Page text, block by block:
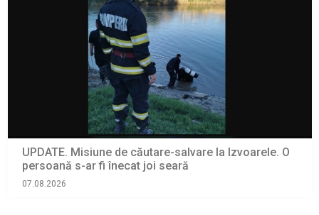
UPDATE. Misiune de căutare-salvare la Izvoarele. O
persoană s-ar fi înecat joi seară
07.08.2026